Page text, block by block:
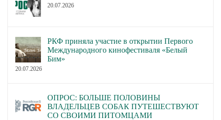
20.07.2026
РКФ приняла участие в открытии Первого
Международного кинофестиваля «Белый
Бим»
20.07.2026
ОПРОС: БОЛЬШЕ ПОЛОВИНЫ
ВЛАДЕЛЬЦЕВ СОБАК ПУТЕШЕСТВУЮТ
СО СВОИМИ ПИТОМЦАМИ